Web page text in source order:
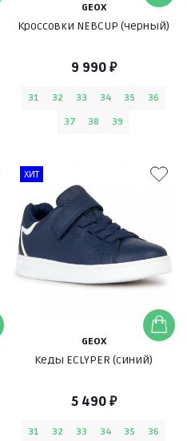
GEOX
Кроссовки NEBCUP (черный)
9 990 ₽
31 32 33 34 35
36
37
38 39
ХИТ
GEOX
Кеды ECLYPER (синий)
5 490 ₽
31 32 33 34 35
36